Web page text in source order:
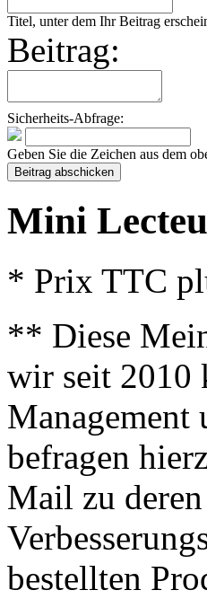
Titel, unter dem Ihr Beitrag
Beitrag:
Sicherheits-Abfrage:
Geben Sie die Zeichen aus dem
Mini
* Prix TTC
** Diese
wir seit 2010
Management
befragen
Mail zu
bestellten